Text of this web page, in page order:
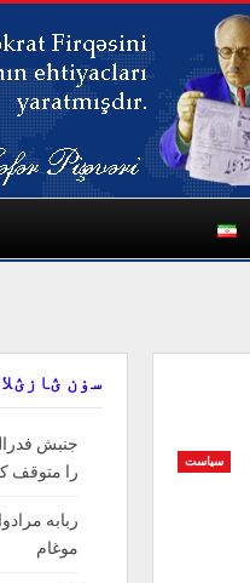
سیاست
سۏن
جنبش
را‌ متوقف‌
ربابه
موغام